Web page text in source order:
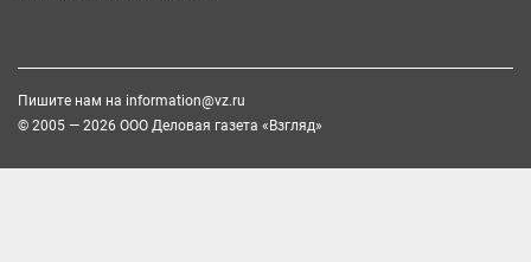
Пишите нам на information@vz.ru
© 2005 — 2026 ООО Деловая газета «Взгляд»